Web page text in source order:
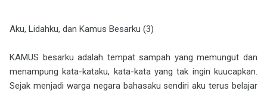
Aku, Lidahku, dan Kamus Besarku (3)
KAMUS besarku adalah tempat sampah yang memungut dan
menampung kata-kataku, kata-kata yang tak ingin kuucapkan.
Sejak menjadi warga negara bahasaku sendiri aku terus belajar